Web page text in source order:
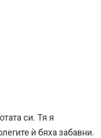
си. Тя я
ѝ бяха забавни.